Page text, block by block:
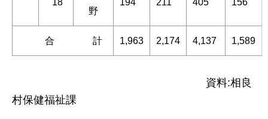
野
合 計 1,963 2,174 4,137 1,589
資料:相良
村保健福祉課